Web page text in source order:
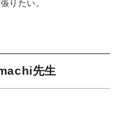
りたい。
先生